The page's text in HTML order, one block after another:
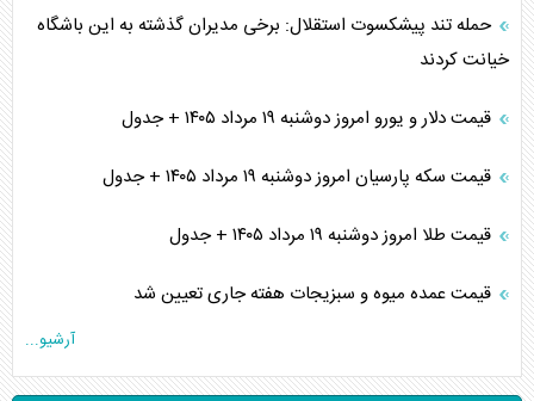
حمله تند پیشکسوت استقلال: برخی مدیران گذشته به این باشگاه
خیانت کردند
قیمت دلار و یورو امروز دوشنبه ۱۹ مرداد ۱۴۰۵ + جدول
قیمت سکه پارسیان امروز دوشنبه ۱۹ مرداد ۱۴۰۵ + جدول
قیمت طلا امروز دوشنبه ۱۹ مرداد ۱۴۰۵ + جدول
قیمت عمده میوه و سبزیجات هفته جاری تعیین شد
آرشیو...